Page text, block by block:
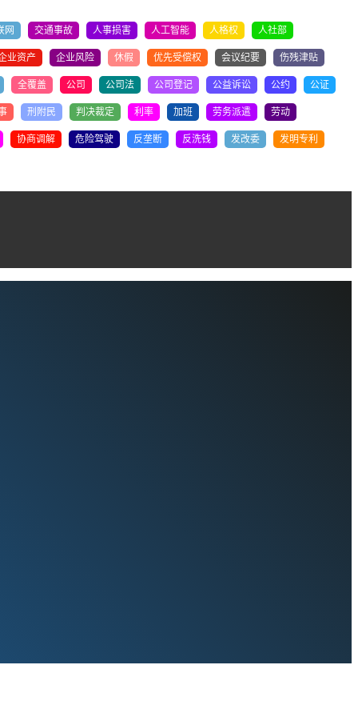
网 交通事故 人事损害 人工智能 人格权 人社部
业资产 企业风险 休假 优先受偿权 会议纪要 伤残津贴
全覆盖 公司 公司法 公司登记 公益诉讼 公约 公证
刑附民 判决裁定 利率 加班 劳务派遣 劳动
协商调解 危险驾驶 反垄断 反洗钱 发改委 发明专利